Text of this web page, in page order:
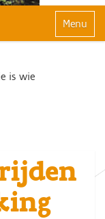
Klap
is wie